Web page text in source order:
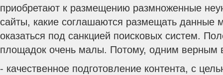
приобретают к размещению размноженные
сайты, какие соглашаются размещать данные
оказаться под санкцией поисковых систем.
площадок очень малы. Потому, одним верным
- качественное подготовление контента, с